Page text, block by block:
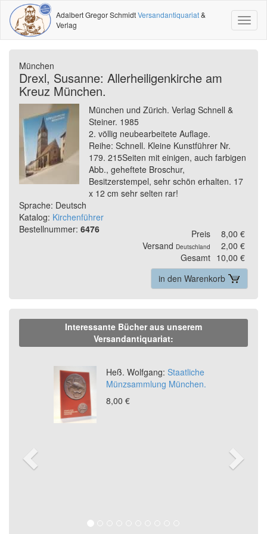
Adalbert Gregor SchmidtVersandantiquariat&
Verlag
München
Drexl, Susanne: Allerheiligenkirche am
Kreuz München.
München und Zürich. Verlag Schnell &
Steiner. 1985
2. völlig neubearbeitete Auflage.
Reihe: Schnell. Kleine Kunstführer Nr.
179. 215Seiten mit einigen, auch farbigen
Abb., geheftete Broschur,
Besitzerstempel, sehr schön erhalten. 17
x 12 cm sehr selten rar!
Sprache: Deutsch
Katalog: Kirchenführer
Bestellnummer: 6476 Preis
8,00 €
Versand Deutschland
2,00 €
Gesamt 10,00 €
in den Warenkorb
Interessante Bücher aus unserem
Versandantiquariat:
Heß. Wolfgang: Staatliche
Münzsammlung München.
8,00 €
Previous